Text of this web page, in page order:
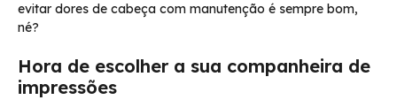
evitar dores de cabeça com manutenção é sempre bom,
né?
Hora de escolher a sua companheira de
impressões